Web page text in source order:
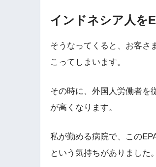
インドネシア人を
そうなってくると、お客さ
こってしまいます。
その時に、外国人労働者を
が高くなります。
私が勤める病院で、この
という気持ちがありました。